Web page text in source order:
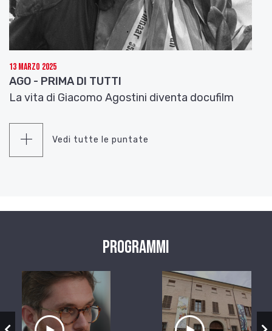
13 Marzo 2025
AGO - PRIMA DI TUTTI
La vita di Giacomo Agostini diventa docufilm
Vedi tutte le puntate
Programmi
Ascolta il servizio Ascolta il